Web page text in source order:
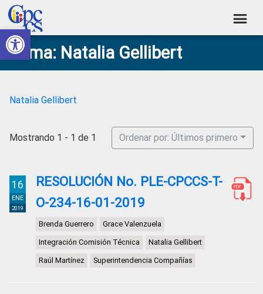
Abrir barra de herramientas
Skip
to
primary
navigation
Skip
to
main
content
Skip
to
primary
sidebar
Skip
to
footer
Consejo
de
Ciudadana
Control
Construyendo
Poder
Ciudadano
Tema: Natalia Gellibert
Natalia Gellibert
Mostrando 1 - 1 de 1 Ordenar por: Últimos primero
16
ENE
2019
RESOLUCIÓN No. PLE-CPCCS-T-
O-234-16-01-2019
Brenda Guerrero Grace Valenzuela
Integración Comisión Técnica Natalia Gellibert
Raúl Martínez Superintendencia Compañías